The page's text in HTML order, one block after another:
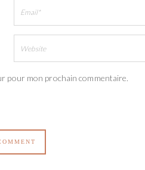
pour mon prochain commentaire.